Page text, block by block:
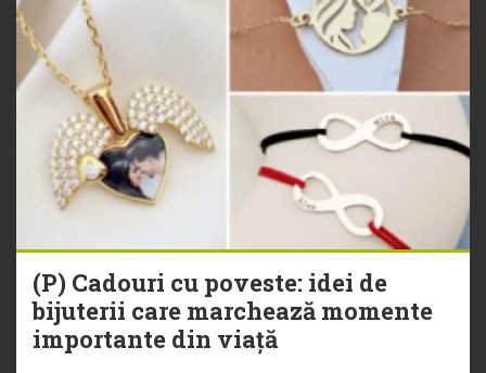
(P) Cadouri cu poveste: idei de
bijuterii care marchează momente
importante din viață